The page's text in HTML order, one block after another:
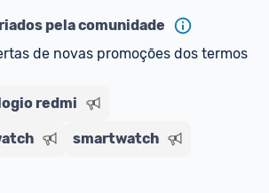
pela comunidade
de novas promoções dos termos
redmi
smartwatch